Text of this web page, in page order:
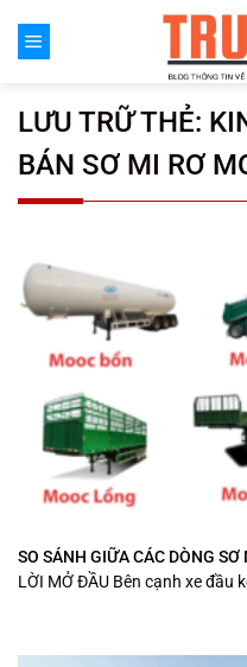
đến
LƯU TRỮ THẺ:
BÁN SƠ MI RƠ
SO SÁNH GIỮA CÁC DÒNG SƠ
LỜI MỞ ĐẦU Bên cạnh xe đầu